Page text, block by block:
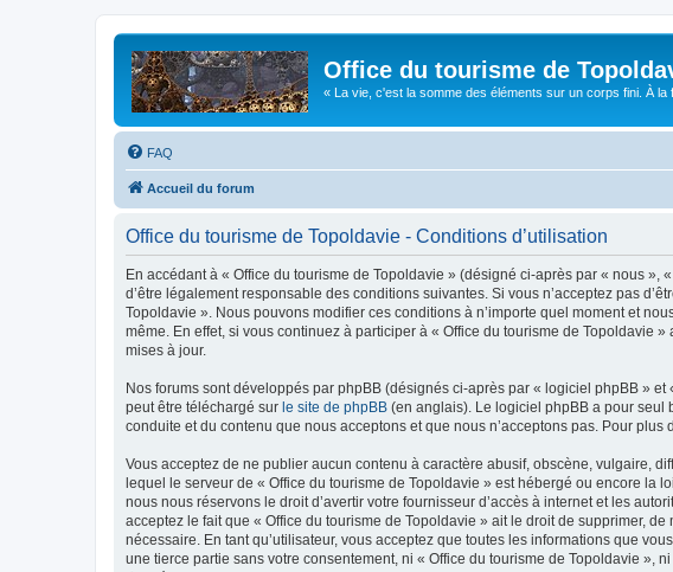
Office du tourisme de
« La vie, c'est la somme des éléments sur un corps fini. À la
FAQ
Accueil du forum
Office du tourisme de Topoldavie - Conditions d’utilisation
En accédant à « Office du tourisme de Topoldavie » (désigné ci-après par « nous
d’être légalement responsable des conditions suivantes. Si vous n’acceptez pas
Topoldavie ». Nous pouvons modifier ces conditions à n’importe quel moment et
même. En effet, si vous continuez à participer à « Office du tourisme de Topoldavie
mises à jour.
Nos forums sont développés par phpBB (désignés ci-après par « logiciel phpBB »
peut être téléchargé sur le site de phpBB (en anglais). Le logiciel phpBB a pour seul
conduite et du contenu que nous acceptons et que nous n’acceptons pas. Pour
Vous acceptez de ne publier aucun contenu à caractère abusif, obscène, vulgaire,
lequel le serveur de « Office du tourisme de Topoldavie » est hébergé ou encore la
nous nous réservons le droit d’avertir votre fournisseur d’accès à internet et les
acceptez le fait que « Office du tourisme de Topoldavie » ait le droit de supprimer,
nécessaire. En tant qu’utilisateur, vous acceptez que toutes les informations que
une tierce partie sans votre consentement, ni « Office du tourisme de Topoldavie »,